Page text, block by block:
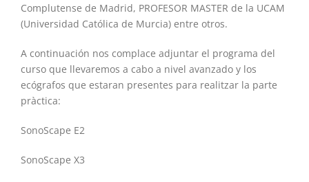
Complutense de Madrid, PROFESOR MASTER de la UCAM
(Universidad Católica de Murcia) entre otros.
A continuación nos complace adjuntar el programa del
curso que llevaremos a cabo a nivel avanzado y los
ecógrafos que estaran presentes para realitzar la parte
pràctica:
SonoScape E2
SonoScape X3